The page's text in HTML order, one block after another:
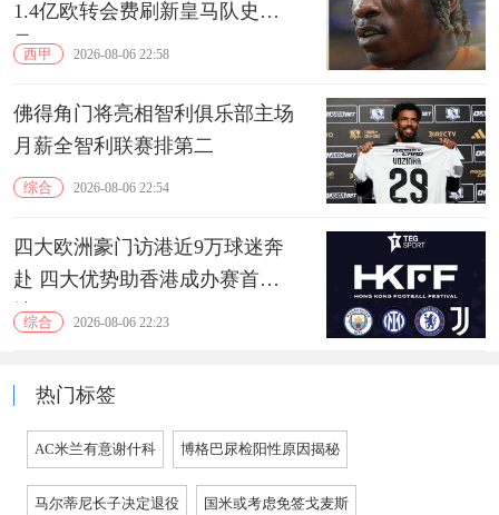
1.4亿欧转会费刷新皇马队史纪
录西甲 2026-08-06 22:58
佛得角门将亮相智利俱乐部主场
月薪全智利联赛排第二
综合 2026-08-06 22:54
四大欧洲豪门访港近9万球迷奔
赴 四大优势助香港成办赛首选
地综合 2026-08-06 22:23
热门标签
AC米兰有意谢什科 博格巴尿检阳性原因揭秘
马尔蒂尼长子决定退役 国米或考虑免签戈麦斯